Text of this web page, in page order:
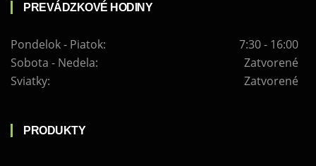
PREVÁDZKOVÉ HODINY
Pondelok - Piatok:
7:30 - 16:00
Sobota - Nedela:
Zatvorené
Sviatky:
Zatvorené
PRODUKTY